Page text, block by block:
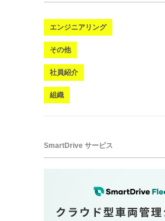
エンジニアリング
その他
社員紹介
組織
SmartDrive サービス